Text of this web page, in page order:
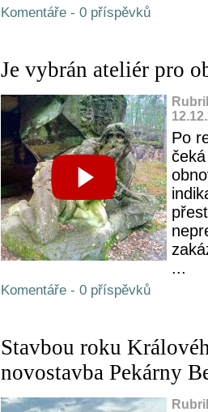
Komentáře - 0 příspěvků
Je vybrán ateliér pro
Po
...
Komentáře - 0 příspěvků
Stavbou roku
novostavba Pekárny